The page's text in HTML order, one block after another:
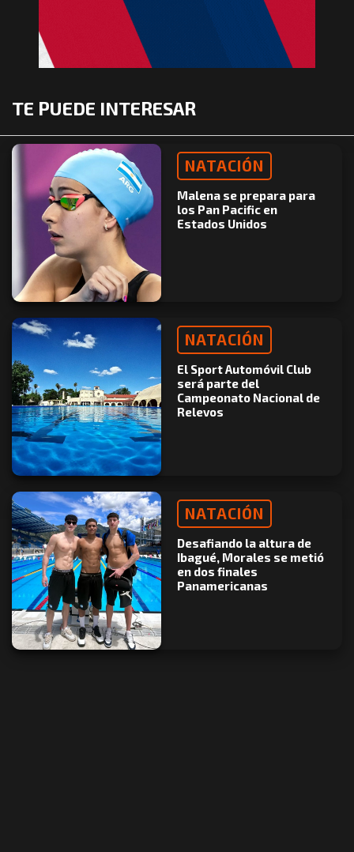
TE PUEDE INTERESAR
NATACIÓN
Malena se prepara para
los Pan Pacific en
Estados Unidos
NATACIÓN
El Sport Automóvil Club
será parte del
Campeonato Nacional de
Relevos
NATACIÓN
Desafiando la altura de
Ibagué, Morales se metió
en dos finales
Panamericanas